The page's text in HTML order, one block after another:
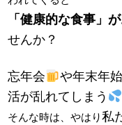
「健康的な食事」
せんか？
忘年会 や年末年始
活が乱れてしまう
そんな時は、やはり私